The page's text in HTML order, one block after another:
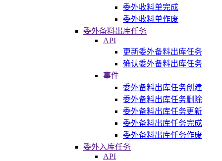
委外收料单完成
委外收料单作废
委外备料出库任务
API
更新委外备料出库任务
确认委外备料出库任务
事件
委外备料出库任务创建
委外备料出库任务删除
委外备料出库任务更新
委外备料出库任务完成
委外备料出库任务作废
委外入库任务
API